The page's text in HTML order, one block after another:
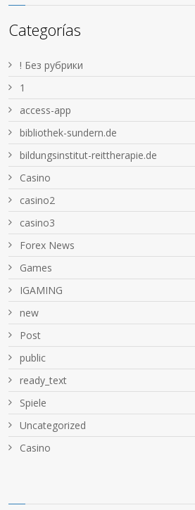
Categorías
! Без рубрики
1
access-app
bibliothek-sundern.de
bildungsinstitut-reittherapie.de
Casino
casino2
casino3
Forex News
Games
IGAMING
new
Post
public
ready_text
Spiele
Uncategorized
Сasino